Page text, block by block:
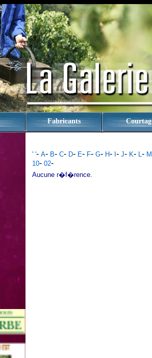
Fabricants
' '- A- B- C- D- E- F- G- H- - J- K- L- M
10- 02-
Aucune r�f�rence.